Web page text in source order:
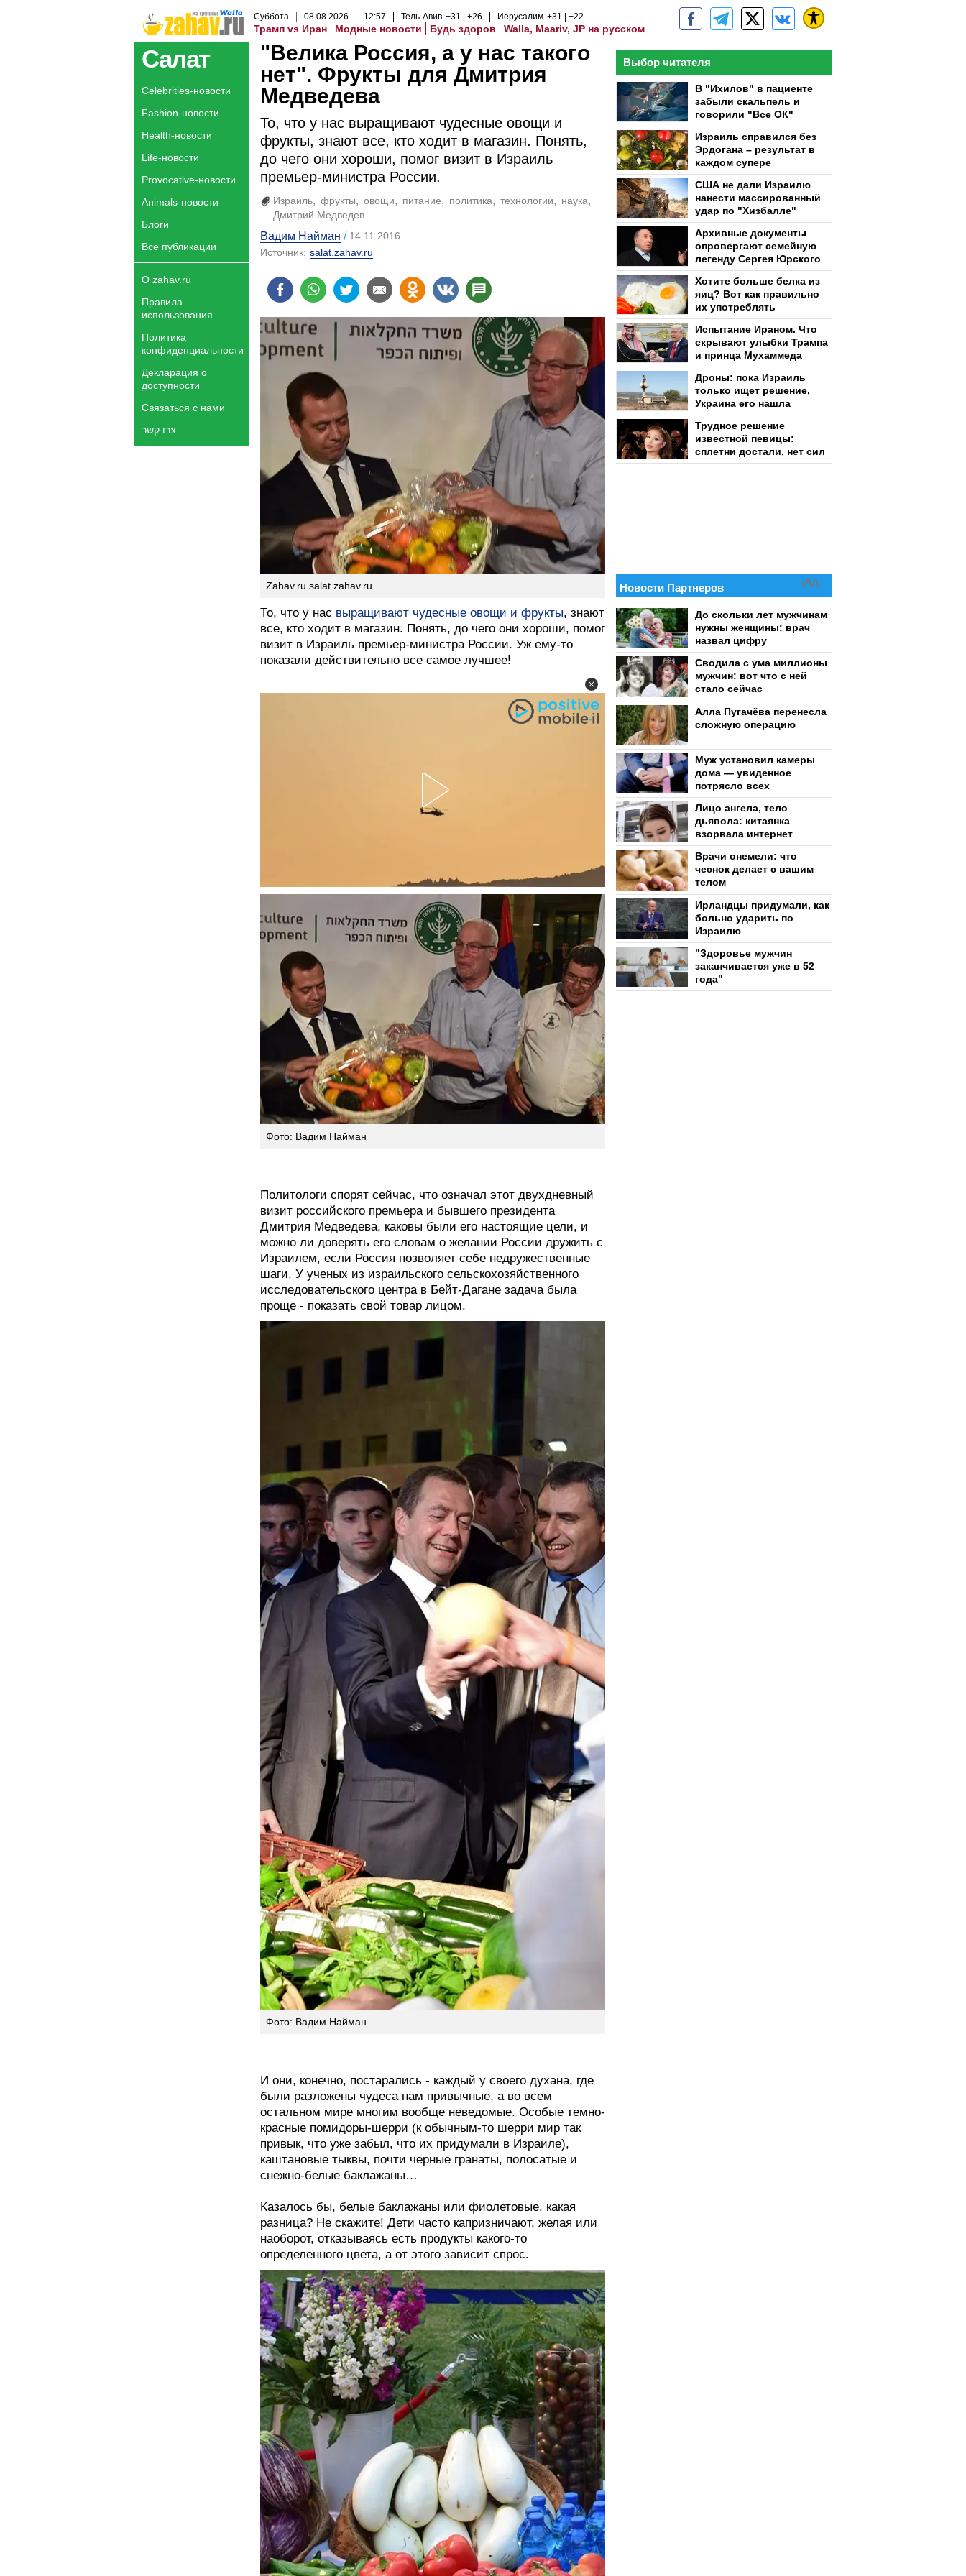
Суббота 08.08.2026 12:57 Тель-Авив +31 +26 Иерусалим +31 +22
Трамп vs Иран Модные новости Будь здоров Walla, Maariv, JP на русском
Салат
Celebrities-новости
Fashion-новости
Health-новости
Life-новости
Provocative-новости
Animals-новости
Блоги
Все публикации
О zahav.ru
Правила
использования
Политика
конфиденциальности
Декларация о
доступности
Связаться с нами
צרו קשר
"Велика Россия, а у нас такого
нет". Фрукты для Дмитрия
Медведева
То, что у нас выращивают чудесные овощи и
фрукты, знают все, кто ходит в магазин. Понять,
до чего они хороши, помог визит в Израиль
премьер-министра России.
Израиль фрукты овощи питание политика технологии
наука
Дмитрий Медведев
Вадим Найман
14.11.2016
Источник: salat.zahav.ru
Zahav.ru salat.zahav.ru
То, что у нас выращивают чудесные овощи и фрукты, знают
все, кто ходит в магазин. Понять, до чего они хороши, помог
визит в Израиль премьер-министра России. Уж ему-то
показали действительно все самое лучшее!
Фото: Вадим Найман
Политологи спорят сейчас, что означал этот двухдневный
визит российского премьера и бывшего президента
Дмитрия Медведева, каковы были его настоящие цели, и
можно ли доверять его словам о желании России дружить с
Израилем, если Россия позволяет себе недружественные
шаги. У ученых из израильского сельскохозяйственного
исследовательского центра в Бейт-Дагане задача была
проще - показать свой товар лицом.
Фото: Вадим Найман
И они, конечно, постарались - каждый у своего духана, где
были разложены чудеса нам привычные, а во всем
остальном мире многим вообще неведомые. Особые темно-
красные помидоры-шерри (к обычным-то шерри мир так
привык, что уже забыл, что их придумали в Израиле),
каштановые тыквы, почти черные гранаты, полосатые и
снежно-белые баклажаны…
Казалось бы, белые баклажаны или фиолетовые, какая
разница? Не скажите! Дети часто капризничают, желая или
наоборот, отказываясь есть продукты какого-то
определенного цвета, а от этого зависит спрос.
Выбор читателя
В "Ихилов" в пациенте
забыли скальпель и
говорили "Все ОК"
Израиль справился без
Эрдогана – результат в
каждом супере
США не дали Израилю
нанести массированный
удар по "Хизбалле"
Архивные документы
опровергают семейную
легенду Сергея Юрского
Хотите больше белка из
яиц? Вот как правильно
их употреблять
Испытание Ираном. Что
скрывают улыбки Трампа
и принца Мухаммеда
Дроны: пока Израиль
только ищет решение,
Украина его нашла
Трудное решение
известной певицы:
сплетни достали, нет сил